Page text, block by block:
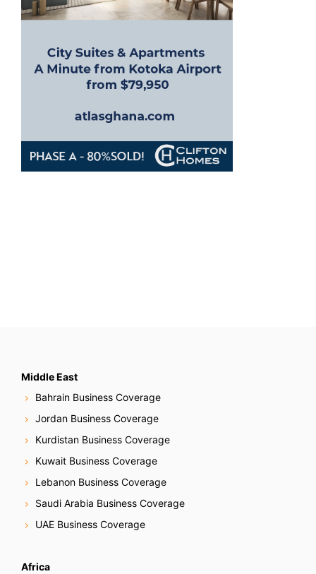
Middle East
Bahrain Business Coverage
Jordan Business Coverage
Kurdistan Business Coverage
Kuwait Business Coverage
Lebanon Business Coverage
Saudi Arabia Business Coverage
UAE Business Coverage
Africa